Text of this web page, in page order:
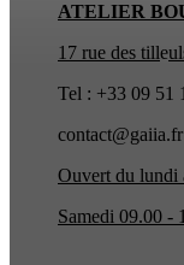
ATELIER
17 rue des tille
Tel : +33 09 51
contact@gaiia.fr
Ouvert du lundi
Samedi 09.00 -